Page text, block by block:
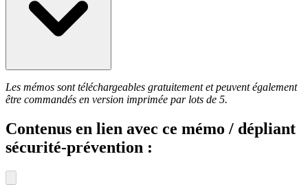
Les mémos sont téléchargeables gratuitement et peuvent également
être commandés en version imprimée par lots de 5.
Contenus en lien avec ce mémo / dépliant
sécurité-prévention :